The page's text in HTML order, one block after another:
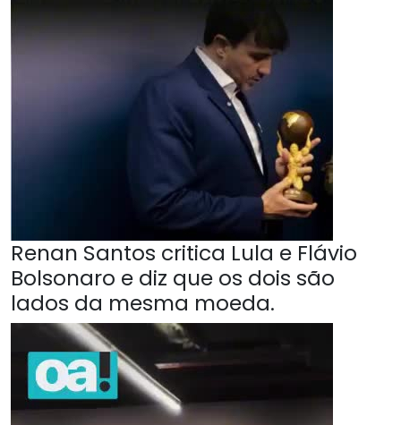
Renan Santos critica Lula e Flávio
Bolsonaro e diz que os dois são
lados da mesma moeda.